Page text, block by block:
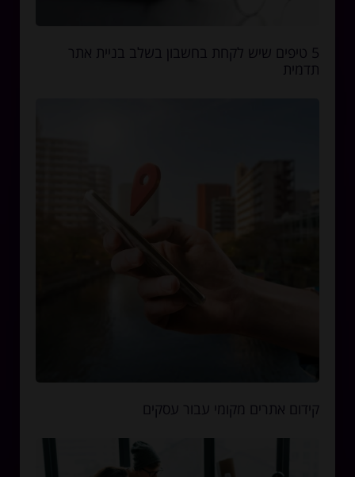
5 טיפים שיש לקחת בחשבון בשלב בניית אתר
תדמית
קידום אתרים מקומי עבור עסקים